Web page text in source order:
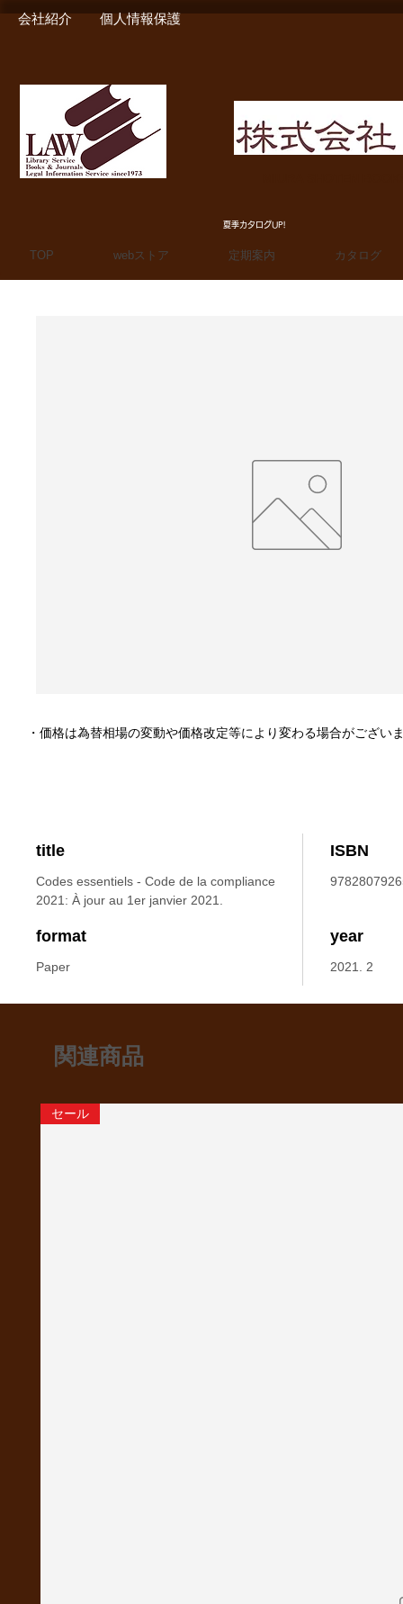
会社紹介 個人情報保護
夏季カタログUP!
TOP webストア 定期案内 カタログ
title
Codes essentiels - Code de la compliance
2021: À jour au 1er janvier 2021.
ISBN
format
Paper
year
2021. 2
・価格は為替相場の変動や価格改定等により変わる場合がござい
関連商品
セール